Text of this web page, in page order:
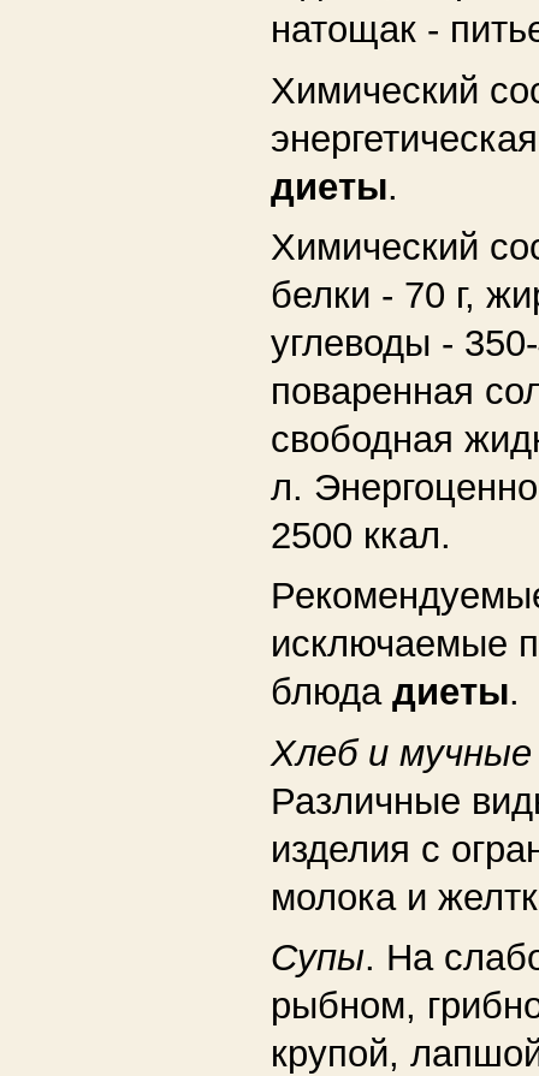
натощак -
Химический
диеты.
Химический
белки - 70 г,
углеводы -
поваренная
свободная
л.
2500 ккал.
исключаемые
блюда диеты.
Хлеб и мучные
Различные
изделия с
молока и
Супы. На
рыбном,
крупой,